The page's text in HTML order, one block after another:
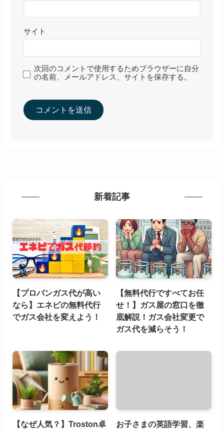
サイト
次回のコメントで使用するためブラウザーに自分
の名前、メールアドレス、サイトを保存する。
新着記事
【プロパンガス代が高い
なら】エネピの無料代行
でガス会社を変えよう！
【無料代行ですべてお任
せ！】ガス屋の窓口を徹
底解説！ガス会社変更で
ガス代を減らそう！
【なぜ人気？】Troston卓
お子さまの英語学習、楽